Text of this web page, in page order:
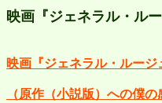
映画『ジェネラル・ル
映画『ジェネラル・ルージ
（原作（小説版）への僕の